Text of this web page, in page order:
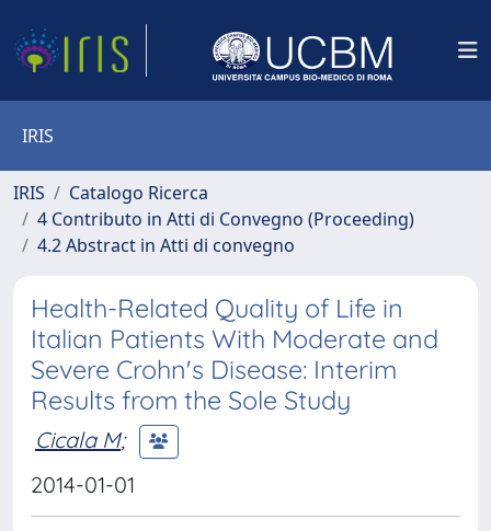
IRIS
IRIS
Catalogo Ricerca
4 Contributo in Atti di Convegno (Proceeding)
4.2 Abstract in Atti di convegno
Health-Related Quality of Life in
Italian Patients With Moderate and
Severe Crohn's Disease: Interim
Results from the Sole Study
Cicala M;
2014-01-01